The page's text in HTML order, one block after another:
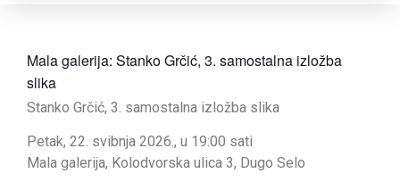
Mala galerija: Stanko Grčić, 3. samostalna izložba
slika
Stanko Grčić, 3. samostalna izložba slika
Petak, 22. svibnja 2026., u 19:00 sati
Mala galerija, Kolodvorska ulica 3, Dugo Selo